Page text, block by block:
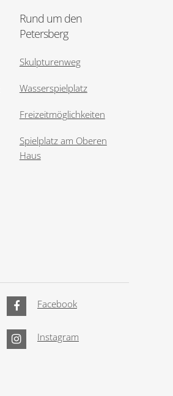
Rund um den
Petersberg
Skulpturenweg
Wasserspielplatz
Freizeitmöglichkeiten
Spielplatz am Oberen
Haus
Facebook
Instagram